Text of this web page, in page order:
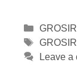
Tags
Leave a